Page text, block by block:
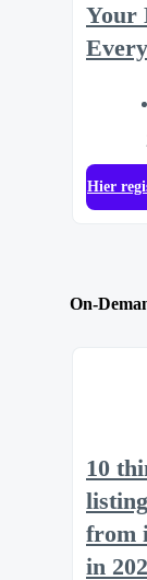
Your
Hier
On-
10
from
in